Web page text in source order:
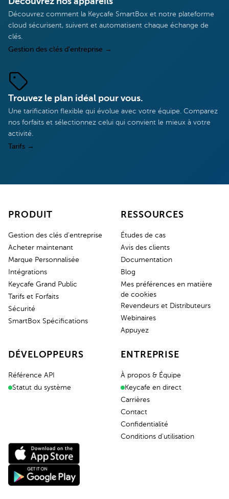
Découvrez comment la Keycafe SmartBox et notre plateforme
cloud sécurisent, suivent et automatisent chaque échange de
clés.
Gestion des clés d'entreprise →
Trouvez le plan idéal pour vous.
Une tarification flexible qui évolue avec votre équipe. Comparez
nos forfaits et sélectionnez celui qui convient le mieux à votre
activité.
Tarifs →
PRODUIT
Gestion des clés d'entreprise
Acheter maintenant
Marque Personnalisée
Intégrations
Keycafe Grand Public
Tarifs et Forfaits
Sécurité
SmartBox Spécifications
RESSOURCES
Études de cas
Avis des clients
Documentation
Blog
Mes préférences en matière
de cookies
Revendeurs et Distributeurs
Webinaires
Appuyez
DÉVELOPPEURS
Référence API
Statut du système
ENTREPRISE
À propos & Équipe
Keycafe en direct
Carrières
Contact
Confidentialité
Conditions d'utilisation